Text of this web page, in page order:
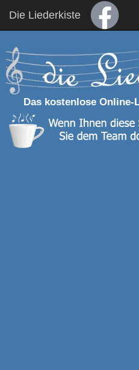
Die Liederkiste
Das kostenlose